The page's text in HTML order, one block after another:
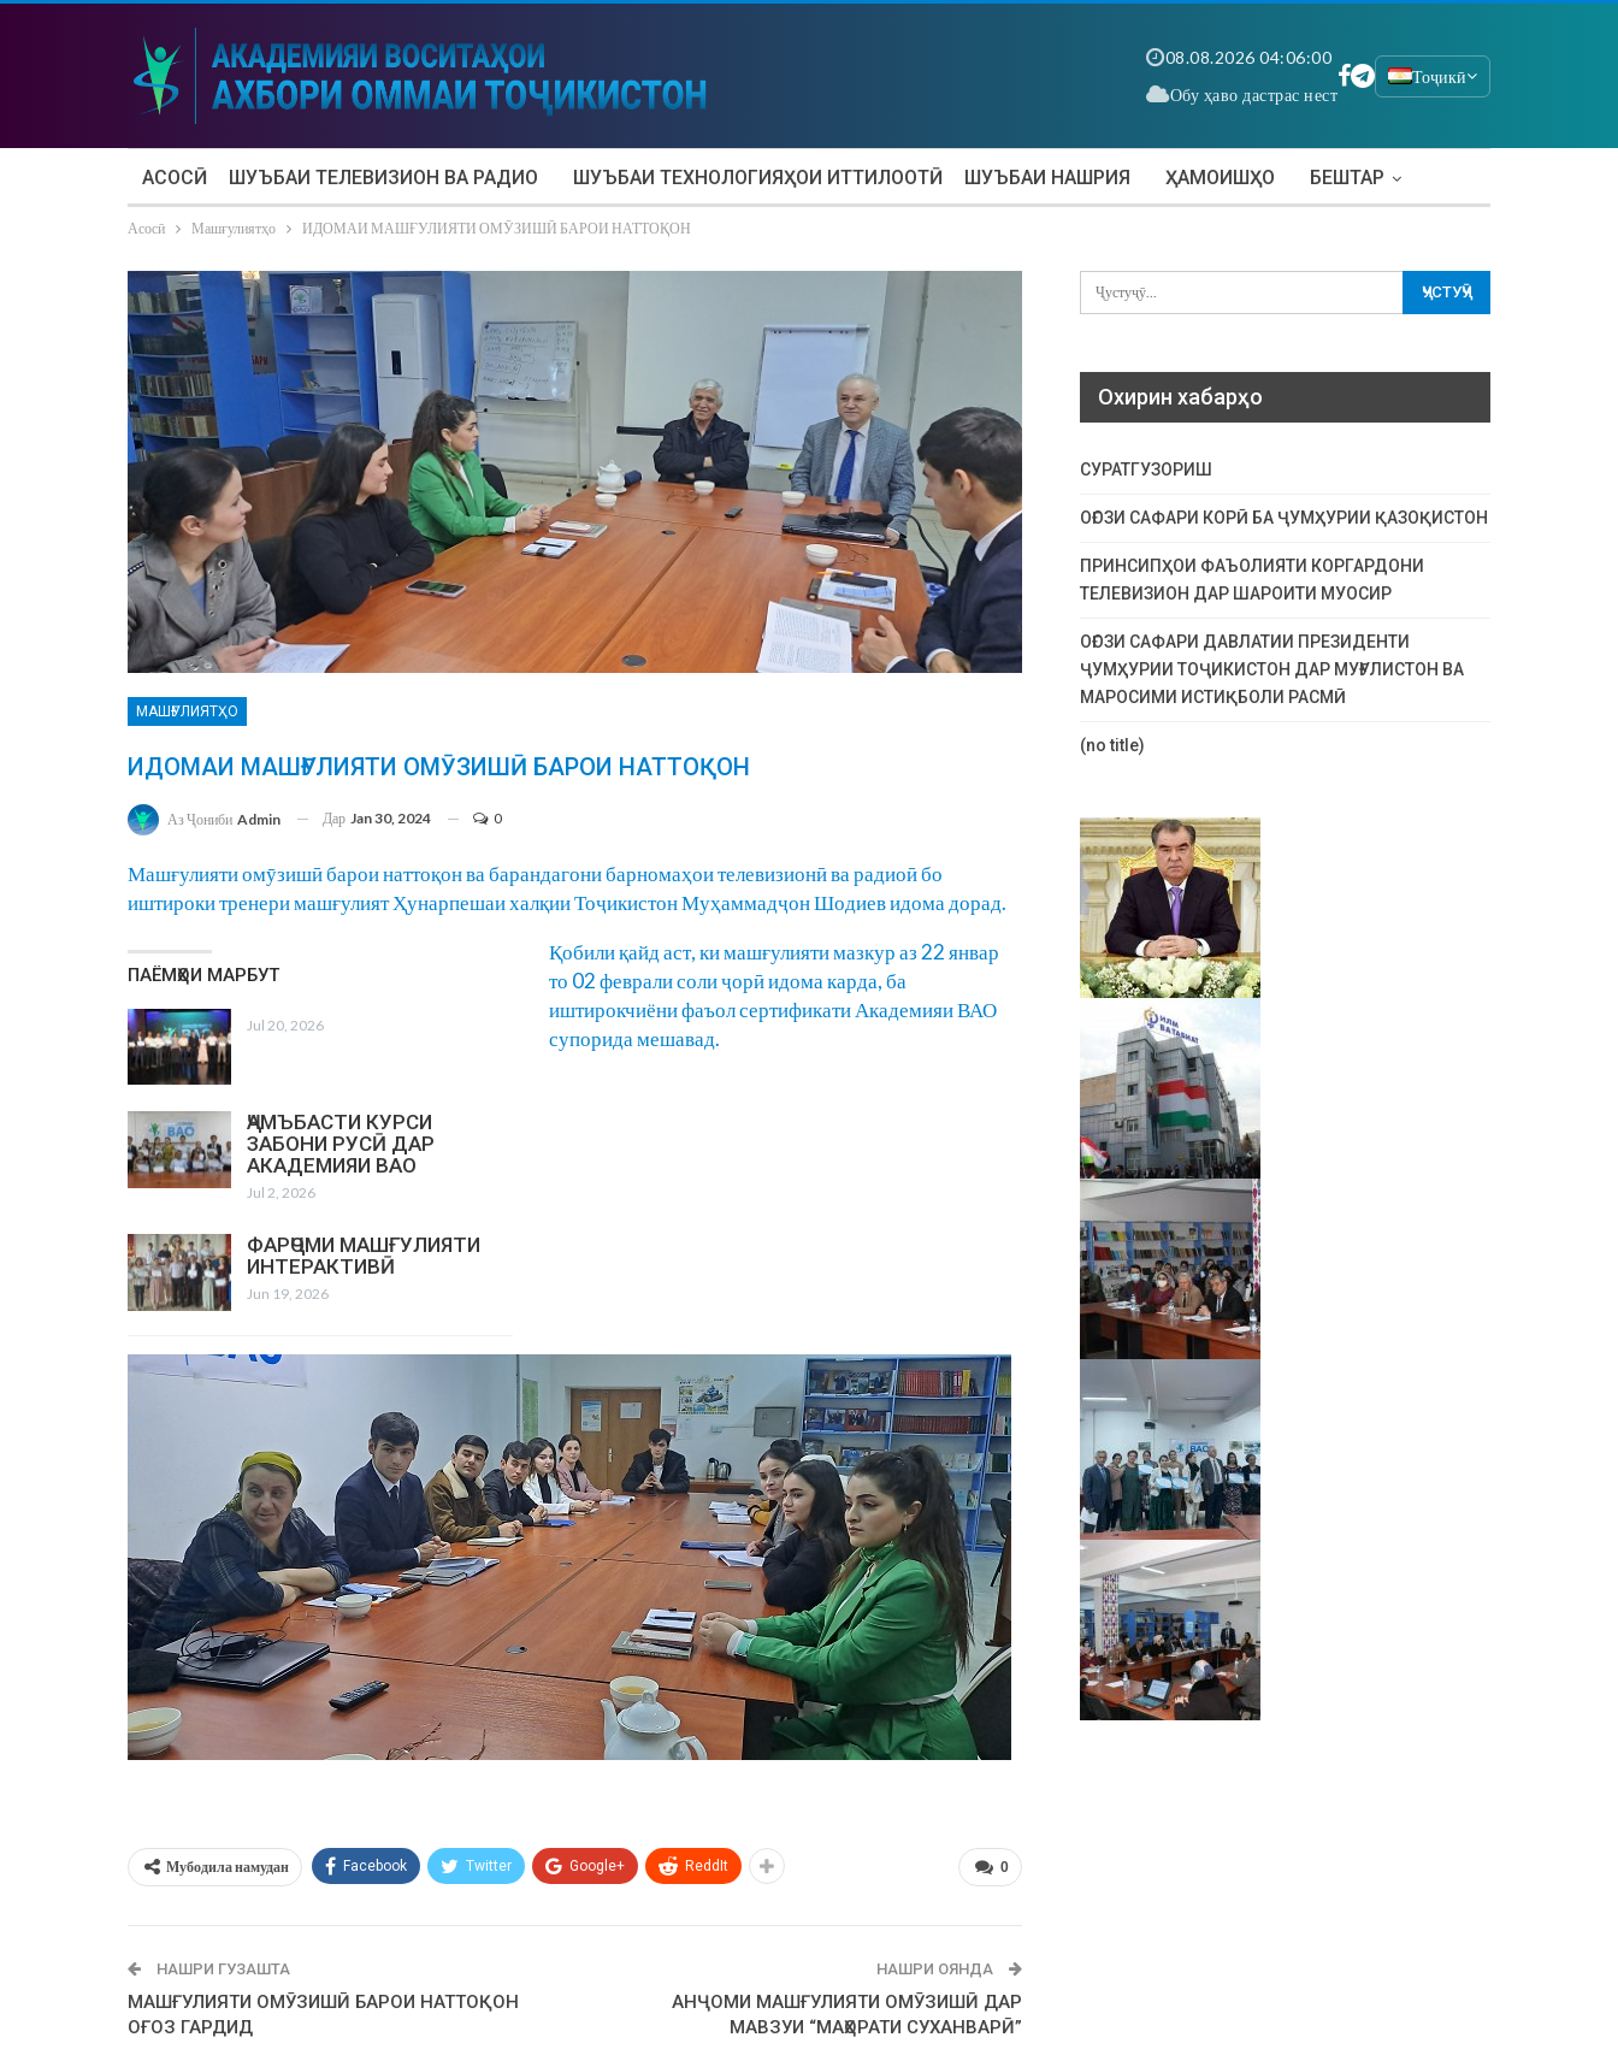
08.08.2026 04:06:00
Обу ҳаво дастрас нест
Тоҷикӣ
АСОСӢ ШУЪБАИ ТЕЛЕВИЗИОН ВА РАДИО ШУЪБАИ ТЕХНОЛОГИЯҲОИ ИТТИЛООТӢ ШУЪБАИ НАШРИЯ ҲАМОИШҲО БЕШТАР
Асосӣ Машғулиятҳо ИДОМАИ МАШҒУЛИЯТИ ОМӮЗИШӢ БАРОИ НАТТОҚОН
МАШҒУЛИЯТҲО
ИДОМАИ МАШҒУЛИЯТИ ОМӮЗИШӢ БАРОИ НАТТОҚОН
Аз Ҷониби Admin Дар Jan 30, 2024 0
Машғулияти омӯзишӣ барои наттоқон ва барандагони барномаҳои телевизионӣ ва радиоӣ бо
иштироки тренери машғулият Ҳунарпешаи халқии Тоҷикистон Муҳаммадҷон Шодиев идома дорад.
ПАЁМҲОИ МАРБУТ
Jul 20, 2026
ҶАМЪБАСТИ КУРСИ
ЗАБОНИ РУСӢ ДАР
АКАДЕМИЯИ ВАО
Jul 2, 2026
ФАРҶОМИ МАШҒУЛИЯТИ
ИНТЕРАКТИВӢ
Jun 19, 2026
Қобили қайд аст, ки машғулияти мазкур аз 22 январ
то 02 феврали соли ҷорӣ идома карда, ба
иштирокчиёни фаъол сертификати Академияи ВАО
супорида мешавад.
0
Мубодила намудан Facebook Twitter Google+ ReddIt
НАШРИ ГУЗАШТА
МАШҒУЛИЯТИ ОМӮЗИШӢ БАРОИ НАТТОҚОН
ОҒОЗ ГАРДИД
НАШРИ ОЯНДА
АНҶОМИ МАШҒУЛИЯТИ ОМӮЗИШӢ ДАР
МАВЗУИ “МАҲОРАТИ СУХАНВАРӢ”
Охирин хабарҳо
СУРАТГУЗОРИШ
ОҒОЗИ САФАРИ КОРӢ БА ҶУМҲУРИИ ҚАЗОҚИСТОН
ПРИНСИПҲОИ ФАЪОЛИЯТИ КОРГАРДОНИ
ТЕЛЕВИЗИОН ДАР ШАРОИТИ МУОСИР
ОҒОЗИ САФАРИ ДАВЛАТИИ ПРЕЗИДЕНТИ
ҶУМҲУРИИ ТОҶИКИСТОН ДАР МУҒУЛИСТОН ВА
МАРОСИМИ ИСТИҚБОЛИ РАСМӢ
(no title)